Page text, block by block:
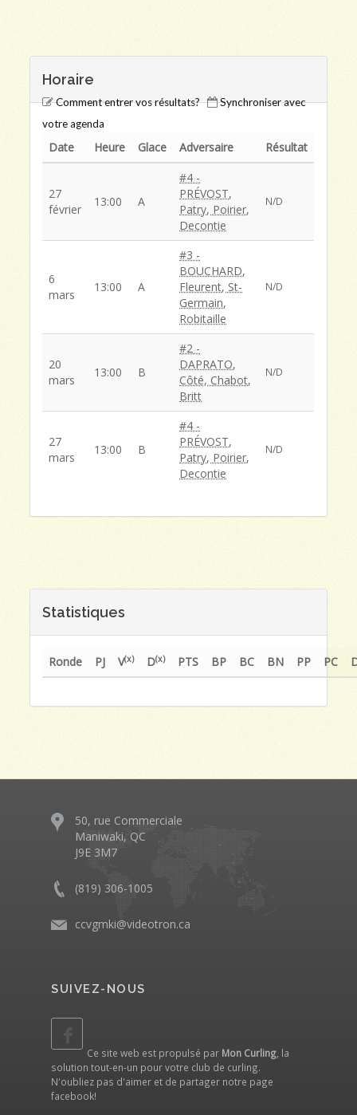
Horaire
Comment entrer vos résultats?
Synchroniser avec
votre agenda
Date Heure Glace Adversaire Résultat
27
février
13:00 A
#4 -
PRÉVOST,
Patry, Poirier,
Decontie
N/D
6
mars
13:00 A
#3 -
BOUCHARD,
Fleurent, St-
Germain,
Robitaille
N/D
20
mars
13:00 B
#2 -
DAPRATO,
Côté, Chabot,
Britt
N/D
27
mars
13:00 B
#4 -
PRÉVOST,
Patry, Poirier,
Decontie
N/D
Statistiques
Ronde PJ V(x) D(x) PTS BP BC BN PP PC
50, rue Commerciale
Maniwaki, QC
J9E 3M7
(819) 306-1005
ccvgmki@videotron.ca
SUIVEZ-NOUS
Ce site web est propulsé par Mon Curling, la
solution tout-en-un pour votre club de curling.
N'oubliez pas d'aimer et de partager notre page
facebook!